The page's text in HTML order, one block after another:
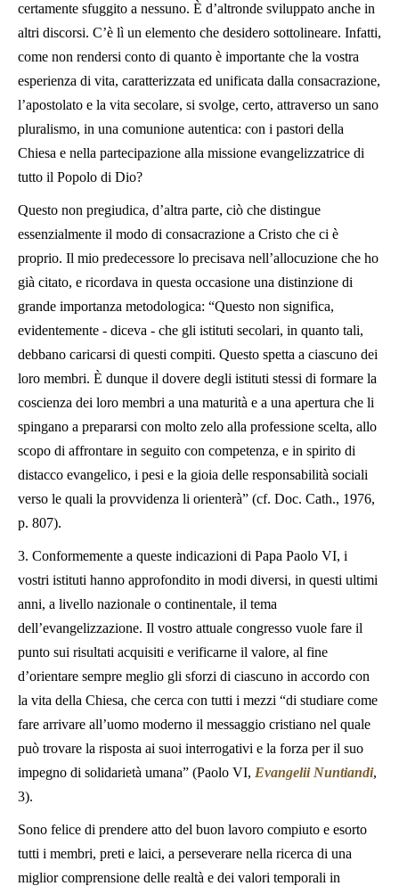
certamente sfuggito a nessuno. È d’altronde sviluppato anche in
altri discorsi. C’è lì un elemento che desidero sottolineare. Infatti,
come non rendersi conto di quanto è importante che la vostra
esperienza di vita, caratterizzata ed unificata dalla consacrazione,
l’apostolato e la vita secolare, si svolge, certo, attraverso un sano
pluralismo, in una comunione autentica: con i pastori della
Chiesa e nella partecipazione alla missione evangelizzatrice di
tutto il Popolo di Dio?
Questo non pregiudica, d’altra parte, ciò che distingue
essenzialmente il modo di consacrazione a Cristo che ci è
proprio. Il mio predecessore lo precisava nell’allocuzione che ho
già citato, e ricordava in questa occasione una distinzione di
grande importanza metodologica: “Questo non significa,
evidentemente - diceva - che gli istituti secolari, in quanto tali,
debbano caricarsi di questi compiti. Questo spetta a ciascuno dei
loro membri. È dunque il dovere degli istituti stessi di formare la
coscienza dei loro membri a una maturità e a una apertura che li
spingano a prepararsi con molto zelo alla professione scelta, allo
scopo di affrontare in seguito con competenza, e in spirito di
distacco evangelico, i pesi e la gioia delle responsabilità sociali
verso le quali la provvidenza li orienterà” (cf. Doc. Cath., 1976,
p. 807).
3. Conformemente a queste indicazioni di Papa Paolo VI, i
vostri istituti hanno approfondito in modi diversi, in questi ultimi
anni, a livello nazionale o continentale, il tema
dell’evangelizzazione. Il vostro attuale congresso vuole fare il
punto sui risultati acquisiti e verificarne il valore, al fine
d’orientare sempre meglio gli sforzi di ciascuno in accordo con
la vita della Chiesa, che cerca con tutti i mezzi “di studiare come
fare arrivare all’uomo moderno il messaggio cristiano nel quale
può trovare la risposta ai suoi interrogativi e la forza per il suo
impegno di solidarietà umana” (Paolo VI, Evangelii Nuntiandi,
3).
Sono felice di prendere atto del buon lavoro compiuto e esorto
tutti i membri, preti e laici, a perseverare nella ricerca di una
miglior comprensione delle realtà e dei valori temporali in